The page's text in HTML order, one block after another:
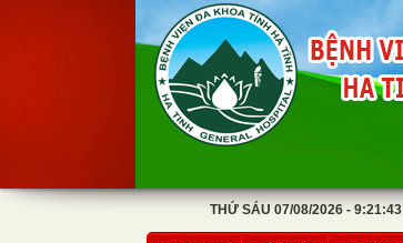
THỨ SÁU 07/08/2026 - 9:21:43